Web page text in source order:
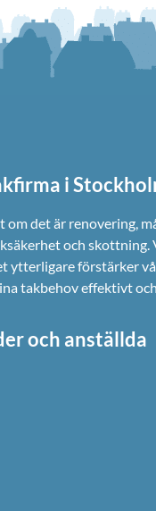
i
det är renovering,
och skottning.
ytterligare förstärker
takbehov effektivt
och anställda